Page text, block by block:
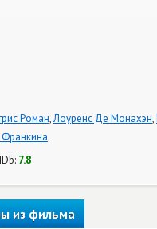
Роман,Лоуренс Де Монахэн,
7.8
из фильма